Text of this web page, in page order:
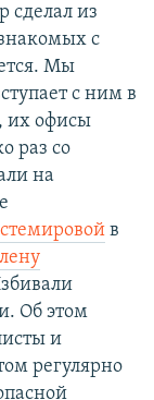
сделал из
с
Мы
с ним в
их офисы
раз со
на
в
Об этом
и
регулярно